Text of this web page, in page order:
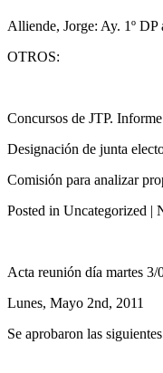
Alliende, Jorge: Ay. 1º
OTROS:
Concursos de JTP.
Designación de junta
Comisión para analizar
Posted in Uncategorized |
Acta reunión día martes 3/
Lunes, Mayo 2nd, 2011
Se aprobaron las